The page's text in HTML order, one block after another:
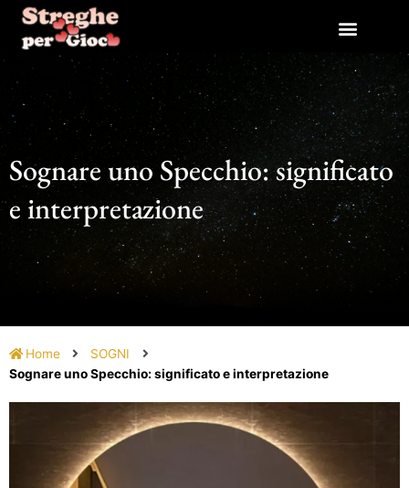
contenuto
Sognare uno Specchio: significato
e interpretazione
Home
SOGNI
Sognare uno Specchio: significato e interpretazione